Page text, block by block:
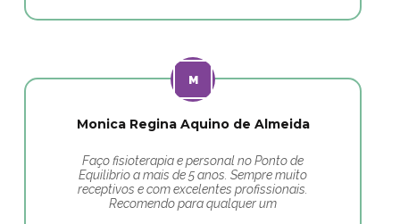
Monica Regina Aquino de Almeida
Faço fisioterapia e personal no Ponto de
Equilibrio a mais de 5 anos. Sempre muito
receptivos e com excelentes profissionais.
Recomendo para qualquer um